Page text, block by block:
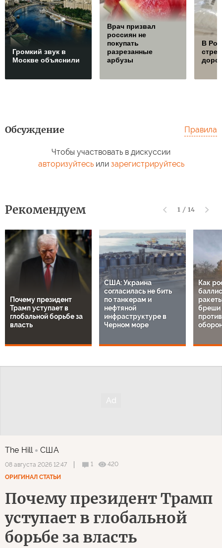
Громкий звук в
Москве объяснили
Врач призвал
россиян не
покупать
разрезанные
арбузы
В
Обсуждение Правила
Чтобы участвовать в дискуссии
авторизуйтесьили зарегистрируйтесь
Рекомендуем 1 / 14
Почему президент
Трамп уступает в
глобальной борьбе за
власть
США: Украина
согласилась не бить
по танкерам и
нефтяной
инфраструктуре в
Черном море
Как
бреши
The Hill США
08 августа 2026 12:47 1
420
ОРИГИНАЛ СТАТЬИ
Почему президент Трамп
уступает в глобальной
борьбе за власть